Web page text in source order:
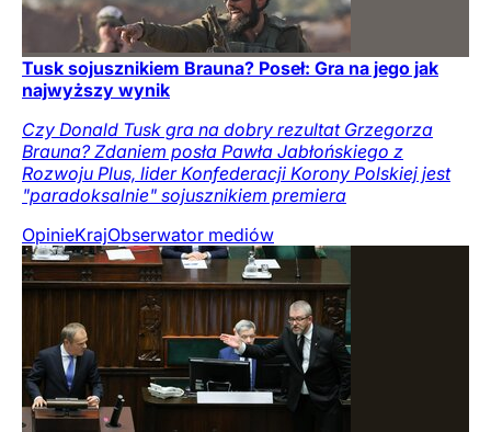
Tusk sojusznikiem Brauna? Poseł: Gra na jego jak
najwyższy wynik
Czy Donald Tusk gra na dobry rezultat Grzegorza
Brauna? Zdaniem posła Pawła Jabłońskiego z
Rozwoju Plus, lider Konfederacji Korony Polskiej jest
"paradoksalnie" sojusznikiem premiera
OpinieKrajObserwator mediów